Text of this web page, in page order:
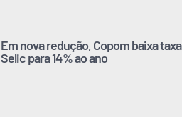
Em nova redução, Copom baixa taxa
Selic para 14% ao ano